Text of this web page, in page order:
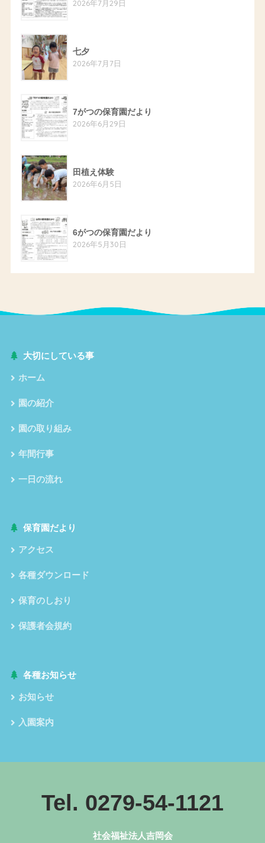
2026年7月29日
七夕
2026年7月7日
7がつの保育園だより
2026年6月29日
田植え体験
2026年6月5日
6がつの保育園だより
2026年5月30日
大切にしている事
ホーム
園の紹介
園の取り組み
年間行事
一日の流れ
保育園だより
アクセス
各種ダウンロード
保育のしおり
保護者会規約
各種お知らせ
お知らせ
入園案内
Tel. 0279-54-1121
社会福祉法人吉岡会